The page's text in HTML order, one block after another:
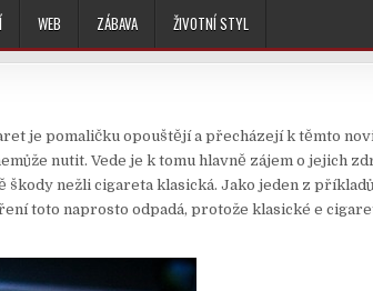
WEB ZÁBAVA ŽIVOTNÍ STYL
je pomaličku opouštějí a přecházejí k těmto
nutit. Vede je k tomu hlavně zájem o jejich
nežli cigareta klasická. Jako jeden z
toto naprosto odpadá, protože klasické e